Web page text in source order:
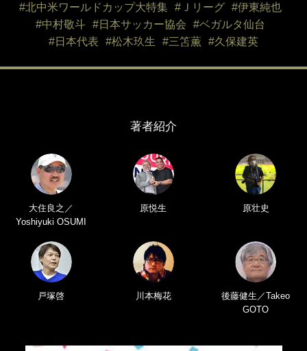
#北中米ワールドカップ大特集 #Ｊリーグ
#伊東純也
#中村敬斗
#日本サッカー協会
#ベガルタ仙台
#日本代表
#松木玖生 #三笘薫 #久保建英
著者紹介
大住良之／
Yoshiyuki OSUMI
原悦生 原壮史
戸塚啓 川本梅花
後藤健生／Takeo
GOTO